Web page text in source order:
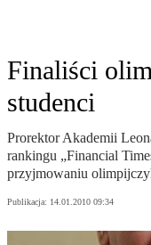
Finaliści
studenci
Prorektor Akademii
rankingu „Financial
przyjmowaniu
Publikacja: 14.01.2010 09:34